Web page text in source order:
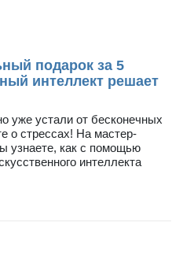
подарок за 5
интеллект решает
уже устали от бесконечных
о стрессах! На мастер-
узнаете, как с помощью
интеллекта